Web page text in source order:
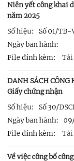
Niên yết công khai
năm 2025
Số hiệu:
Số 01/TB-
Ngày ban hành:
File đính kèm:
Tải
DANH SÁCH
Giấy chứng nhận
Số hiệu:
Số 30/
Ngày ban hành:
File đính kèm:
Tải
Về việc công bố